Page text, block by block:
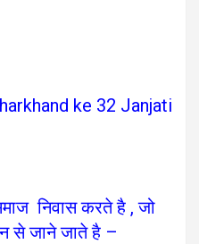
ke 32 Janjati
निवास करते है , जो
से जाने जाते है –